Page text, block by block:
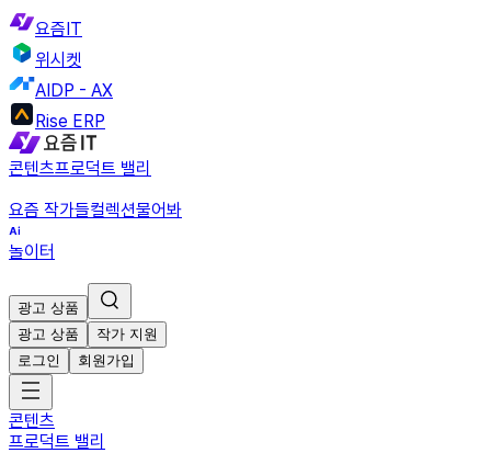
요즘IT
위시켓
AIDP - AX
Rise ERP
콘텐츠프로덕트 밸리
요즘 작가들컬렉션물어봐
놀이터
광고 상품
광고 상품
작가 지원
로그인
회원가입
콘텐츠
프로덕트 밸리